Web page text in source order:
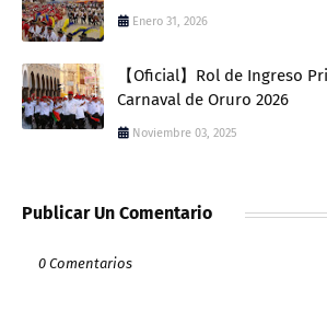
Enero 31, 2026
【Oficial】Rol de Ingreso
Carnaval de Oruro 2026
Noviembre 03, 2025
Publicar Un Comentario
0 Comentarios